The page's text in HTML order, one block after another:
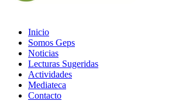
Inicio
Somos Geps
Noticias
Lecturas Sugeridas
Actividades
Mediateca
Contacto